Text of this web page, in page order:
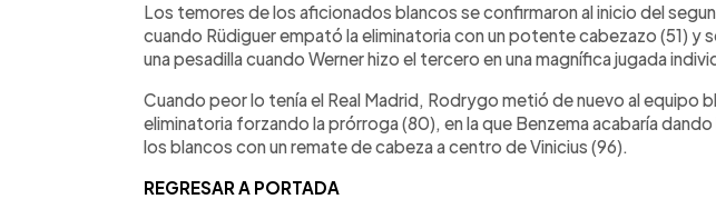
Los temores de los aficionados blancos se confirmaron al inicio del
cuando Rüdiguer empató la eliminatoria con un potente cabezazo (51) y
una pesadilla cuando Werner hizo el tercero en una magnífica jugada
Cuando peor lo tenía el Real Madrid, Rodrygo metió de nuevo al equipo
eliminatoria forzando la prórroga (80), en la que Benzema acabaría
los blancos con un remate de cabeza a centro de Vinicius (96).
REGRESAR A PORTADA